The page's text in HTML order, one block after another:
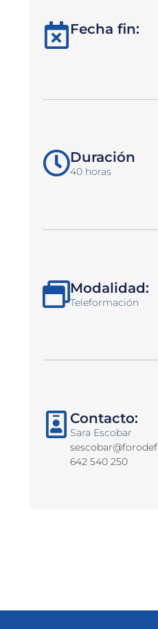
Fecha fin:
Duración
40 horas
Modalidad:
Teleformación
Contacto:
Sara Escobar
642 540 250